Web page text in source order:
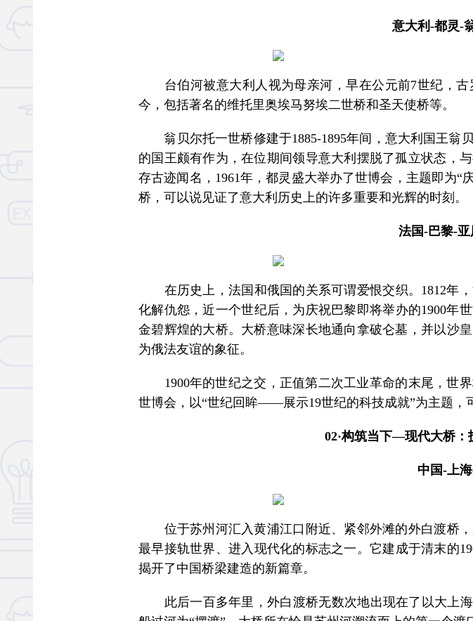
意大利-都灵-
台伯河被意大利人视为母亲河，早在公元前7世纪，古
今，包括著名的维托里奥埃马努埃二世桥和圣天使桥等。
翁贝尔托一世桥修建于1885-1895年间，意大利国王翁
的国王颇有作为，在位期间领导意大利摆脱了孤立状态，
存古迹闻名，1961年，都灵盛大举办了世博会，主题即为
桥，可以说见证了意大利历史上的许多重要和光辉的时刻。
法国-巴黎-
在历史上，法国和俄国的关系可谓爱恨交织。1812年
化解仇怨，近一个世纪后，为庆祝巴黎即将举办的1900年
金碧辉煌的大桥。大桥意味深长地通向拿破仑墓，并以沙
为俄法友谊的象征。
1900年的世纪之交，正值第二次工业革命的末尾，世
世博会，以“世纪回眸——展示19世纪的科技成就”为主题，
02·构筑当下—现代大桥
中国-上
位于苏州河汇入黄浦江口附近、紧邻外滩的外白渡桥，
最早接轨世界、进入现代化的标志之一。它建成于清末的
揭开了中国桥梁建造的新篇章。
此后一百多年里，外白渡桥无数次地出现在了以大上海